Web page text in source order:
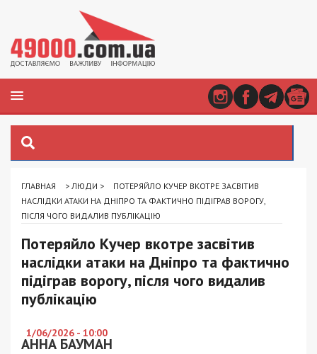
ГЛАВНАЯ > ЛЮДИ >
ПОТЕРЯЙЛО КУЧЕР ВКОТРЕ ЗАСВІТИВ
НАСЛІДКИ АТАКИ НА ДНІПРО ТА ФАКТИЧНО ПІДІГРАВ ВОРОГУ,
ПІСЛЯ ЧОГО ВИДАЛИВ ПУБЛІКАЦІЮ
Потеряйло Кучер вкотре засвітив
наслідки атаки на Дніпро та фактично
підіграв ворогу, після чого видалив
публікацію
1/06/2026 - 10:00
АННА БАУМАН